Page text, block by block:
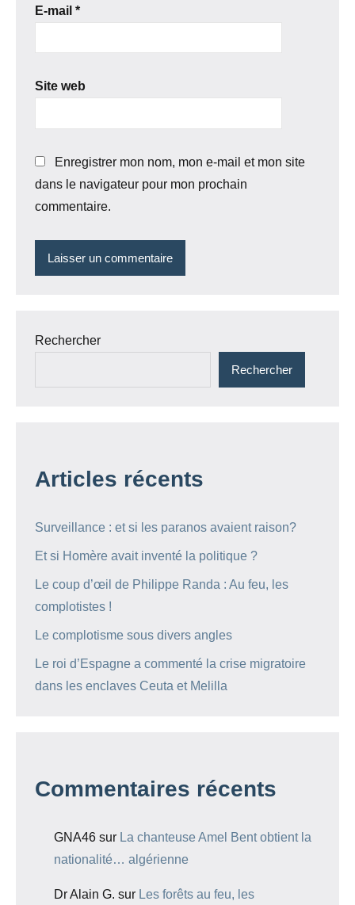
E-mail *
Site web
Enregistrer mon nom, mon e-mail et mon site
dans le navigateur pour mon prochain
commentaire.
Rechercher
Rechercher
Articles récents
Surveillance : et si les paranos avaient raison?
Et si Homère avait inventé la politique ?
Le coup d’œil de Philippe Randa : Au feu, les
complotistes !
Le complotisme sous divers angles
Le roi d’Espagne a commenté la crise migratoire
dans les enclaves Ceuta et Melilla
Commentaires récents
GNA46 sur La chanteuse Amel Bent obtient la
nationalité… algérienne
Dr Alain G. sur Les forêts au feu, les